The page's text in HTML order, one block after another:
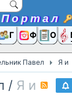
Павел Я и
/ Я и